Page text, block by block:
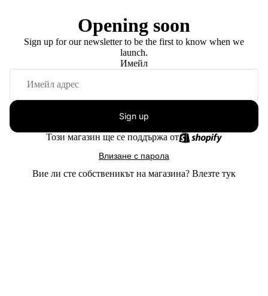
Opening soon
Sign up for our newsletter to be the first to know when we
launch.
Имейл
Sign up
Този магазин ще се поддържа от
Влизане с парола
Вие ли сте собственикът на магазина? Влезте тук